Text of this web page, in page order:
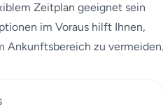
Zeitplan geeignet sein
im Voraus hilft Ihnen,
Ankunftsbereich zu vermeiden.